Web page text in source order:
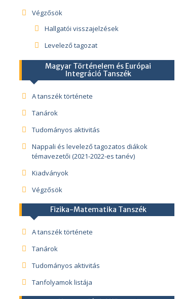
Végzősök
Hallgatói visszajelzések
Levelező tagozat
Magyar Történelem és Európai
Integráció Tanszék
A tanszék története
Tanárok
Tudományos aktivitás
Nappali és levelező tagozatos diákok
témavezetői (2021-2022-es tanév)
Kiadványok
Végzősök
Fizika-Matematika Tanszék
A tanszék története
Tanárok
Tudományos aktivitás
Tanfolyamok listája